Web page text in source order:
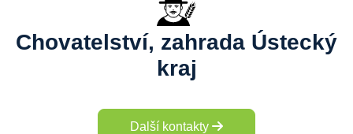
Chovatelství, zahrada Ústecký
kraj
Další kontakty